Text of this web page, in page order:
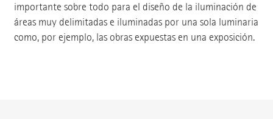
importante sobre todo para el diseño de la iluminación de
áreas muy delimitadas e iluminadas por una sola luminaria
como, por ejemplo, las obras expuestas en una exposición.